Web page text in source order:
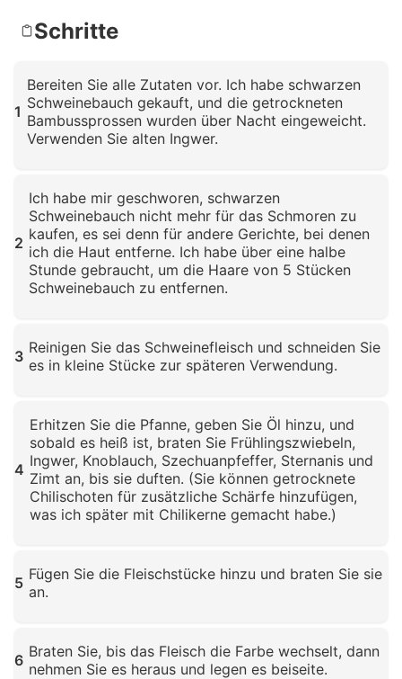
Schritte
1
Bereiten Sie alle Zutaten vor. Ich habe schwarzen
Schweinebauch gekauft, und die getrockneten
Bambussprossen wurden über Nacht eingeweicht.
Verwenden Sie alten Ingwer.
2
Ich habe mir geschworen, schwarzen
Schweinebauch nicht mehr für das Schmoren zu
kaufen, es sei denn für andere Gerichte, bei denen
ich die Haut entferne. Ich habe über eine halbe
Stunde gebraucht, um die Haare von 5 Stücken
Schweinebauch zu entfernen.
3 Reinigen Sie das Schweinefleisch und schneiden Sie
es in kleine Stücke zur späteren Verwendung.
4
Erhitzen Sie die Pfanne, geben Sie Öl hinzu, und
sobald es heiß ist, braten Sie Frühlingszwiebeln,
Ingwer, Knoblauch, Szechuanpfeffer, Sternanis und
Zimt an, bis sie duften. (Sie können getrocknete
Chilischoten für zusätzliche Schärfe hinzufügen,
was ich später mit Chilikerne gemacht habe.)
5 Fügen Sie die Fleischstücke hinzu und braten Sie sie
an.
6 Braten Sie, bis das Fleisch die Farbe wechselt, dann
nehmen Sie es heraus und legen es beiseite.